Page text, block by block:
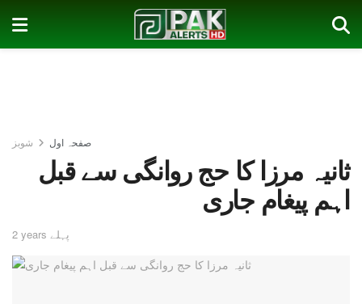
صفحہ اول شوبز
ثانیہ مرزا کا حج روانگی سے قبل
اہم پیغام جاری
2 years پہلے